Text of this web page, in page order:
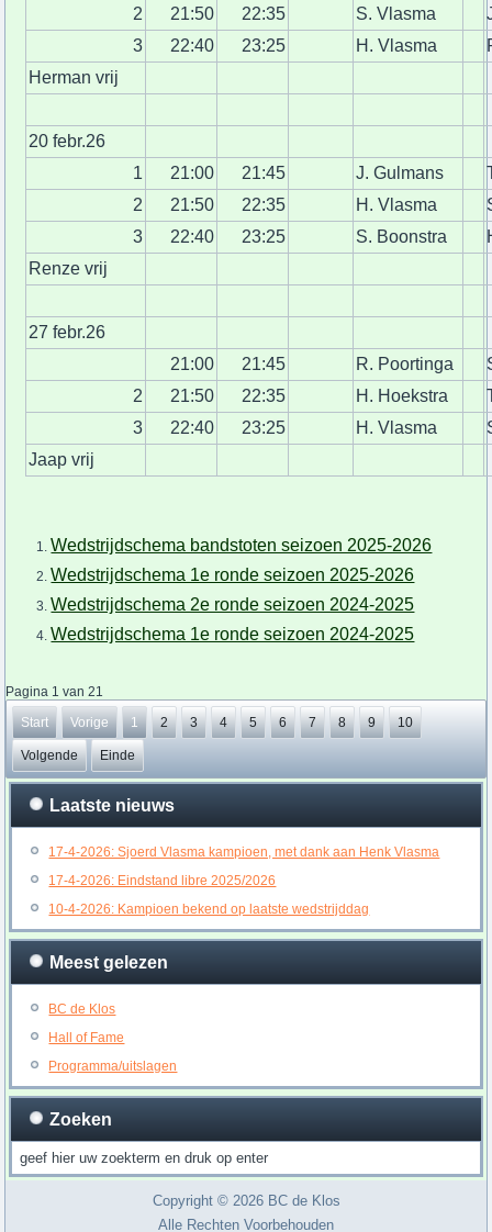
2
21:50 22:35 S. Vlasma
3
22:40 23:25 H. Vlasma
Herman vrij
20 febr.26
1
21:00 21:45 J. Gulmans
2
21:50 22:35 H. Vlasma
3
22:40 23:25 S. Boonstra
Renze vrij
27 febr.26
21:00
21:45 R. Poortinga
2
21:50 22:35 H. Hoekstra
3
22:40 23:25 H. Vlasma
Jaap vrij
Wedstrijdschema bandstoten seizoen 2025-2026
Wedstrijdschema 1e ronde seizoen 2025-2026
Wedstrijdschema 2e ronde seizoen 2024-2025
Wedstrijdschema 1e ronde seizoen 2024-2025
Pagina 1 van 21
Start
Vorige 1 2 3 4 5 6 7 8 9 10
Volgende Einde
Laatste nieuws
17-4-2026: Sjoerd Vlasma kampioen, met dank aan Henk Vlasma
17-4-2026: Eindstand libre 2025/2026
10-4-2026: Kampioen bekend op laatste wedstrijddag
Meest gelezen
BC de Klos
Hall of Fame
Programma/uitslagen
Zoeken
Copyright © 2026 BC de Klos
Alle Rechten Voorbehouden